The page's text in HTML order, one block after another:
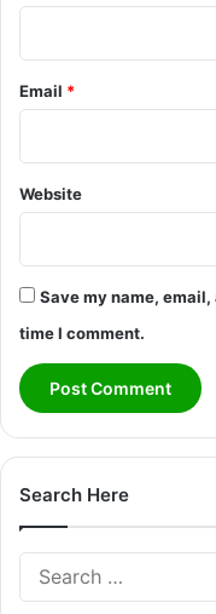
Email *
Website
Save my name,
time I comment.
Search Here